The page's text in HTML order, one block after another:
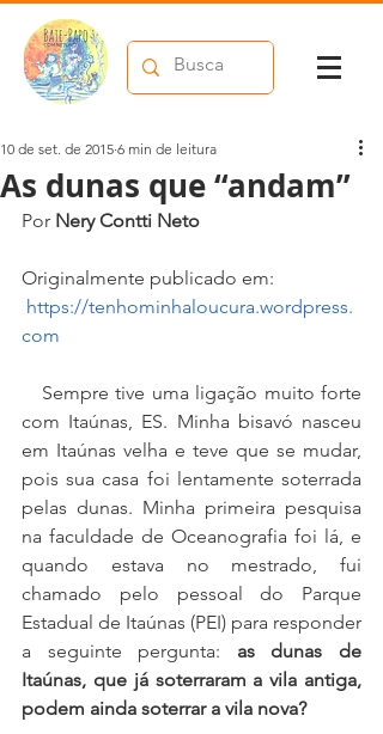
As dunas que “andam”
10 de set. de 2015 6 min de leitura
Por Nery Contti Neto
Originalmente publicado em:
https://tenhominhaloucura.wordpress.
com
com Itaúnas, ES. Minha bisavó nasceu
em Itaúnas velha e teve que se mudar,
pois sua casa foi lentamente soterrada
pelas dunas. Minha primeira pesquisa
na faculdade de Oceanografia foi lá, e
quando estava no mestrado, fui
chamado pelo pessoal do Parque
Estadual de Itaúnas (PEI) para responder
a seguinte pergunta: as dunas de
Itaúnas, que já soterraram a vila antiga,
podem ainda soterrar a vila nova?